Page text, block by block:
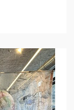
yoga dans